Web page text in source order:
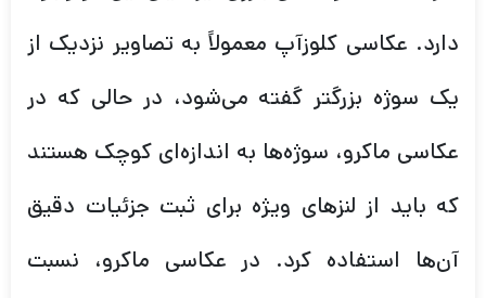
دارد. عکاسی کلوزآپ معمولاً به تصاویر نزدیک از
یک سوژه بزرگتر گفته می‌شود، در حالی که در
عکاسی ماکرو، سوژه‌ها به اندازه‌ای کوچک هستند
که باید از لنزهای ویژه برای ثبت جزئیات دقیق
آن‌ها استفاده کرد. در عکاسی ماکرو، نسبت